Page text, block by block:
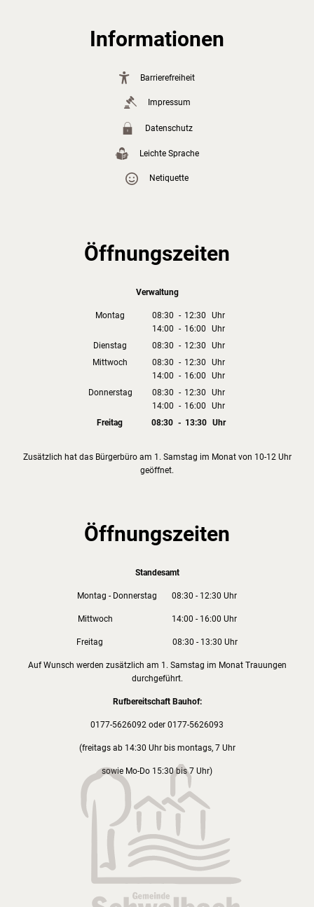
Informationen
Barrierefreiheit
Impressum
Datenschutz
Leichte Sprache
Netiquette
Öffnungszeiten
Verwaltung
Montag 08:30 - 12:30
Uhr
Von 08:30 bis 12:30 Uhr
14:00 - 16:00
Uhr
Von 14:00 bis 16:00 Uhr
Dienstag 08:30 - 12:30
Uhr
Von 08:30 bis 12:30 Uhr
Mittwoch 08:30 - 12:30
Uhr
Von 08:30 bis 12:30 Uhr
14:00 - 16:00
Uhr
Von 14:00 bis 16:00 Uhr
Donnerstag 08:30 - 12:30
Uhr
Von 08:30 bis 12:30 Uhr
14:00 - 16:00
Uhr
Von 14:00 bis 16:00 Uhr
Freitag 08:30 - 13:30 Uhr
Zusätzlich hat das Bürgerbüro am 1. Samstag im Monat von 10-12 Uhr
geöffnet.
Öffnungszeiten
Standesamt
Montag - Donnerstag 08:30 - 12:30 Uhr
Mittwoch 14:00 - 16:00 Uhr
Freitag 08:30 - 13:30 Uhr
Auf Wunsch werden zusätzlich am 1. Samstag im Monat Trauungen
durchgeführt.
Rufbereitschaft Bauhof:
0177-5626092 oder 0177-5626093
(freitags ab 14:30 Uhr bis montags, 7 Uhr
sowie Mo-Do 15:30 bis 7 Uhr)